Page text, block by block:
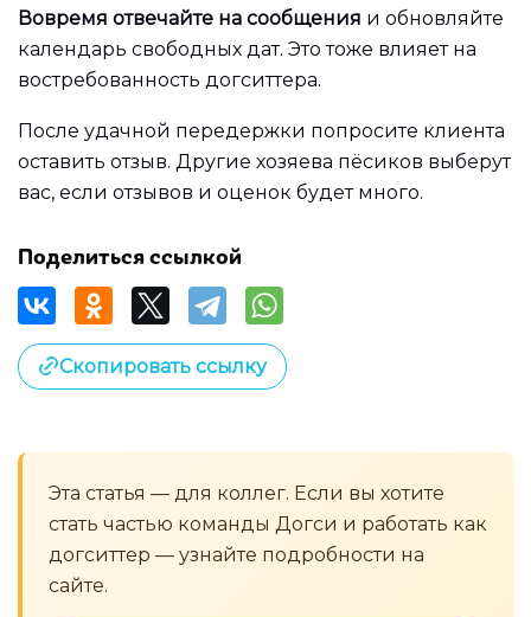
Вовремя отвечайте на сообщения и обновляйте
календарь свободных дат. Это тоже влияет на
востребованность догситтера.
После удачной передержки попросите клиента
оставить отзыв. Другие хозяева пёсиков выберут
вас, если отзывов и оценок будет много.
Поделиться ссылкой
Скопировать ссылку
Эта статья — для коллег. Если вы хотите
стать частью команды Догси и работать как
догситтер — узнайте подробности на
сайте.